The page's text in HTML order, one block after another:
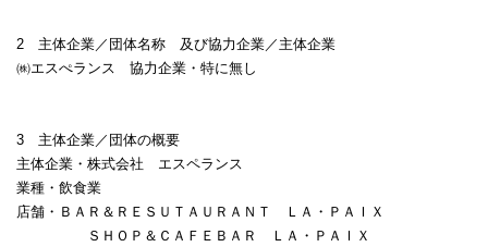
2 主体企業／団体名称 及び協力企業／主体企業
㈱エスぺランス 協力企業・特に無し
3 主体企業／団体の概要
主体企業・株式会社 エスペランス
業種・飲食業
店舗・ＢＡＲ＆ＲＥＳＵＴＡＵＲＡＮＴ ＬＡ・ＰＡＩＸ
ＳＨＯＰ＆ＣＡＦＥＢＡＲ ＬＡ・ＰＡＩＸ